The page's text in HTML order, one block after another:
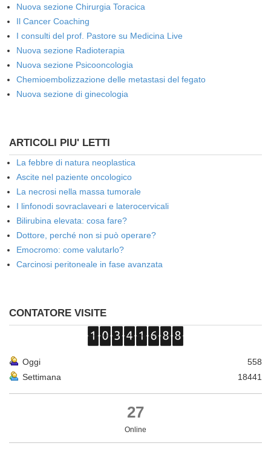
Nuova sezione Chirurgia Toracica
Il Cancer Coaching
I consulti del prof. Pastore su Medicina Live
Nuova sezione Radioterapia
Nuova sezione Psicooncologia
Chemioembolizzazione delle metastasi del fegato
Nuova sezione di ginecologia
ARTICOLI PIU' LETTI
La febbre di natura neoplastica
Ascite nel paziente oncologico
La necrosi nella massa tumorale
I linfonodi sovraclaveari e laterocervicali
Bilirubina elevata: cosa fare?
Dottore, perché non si può operare?
Emocromo: come valutarlo?
Carcinosi peritoneale in fase avanzata
CONTATORE VISITE
Oggi
558
Settimana
18441
27
Online